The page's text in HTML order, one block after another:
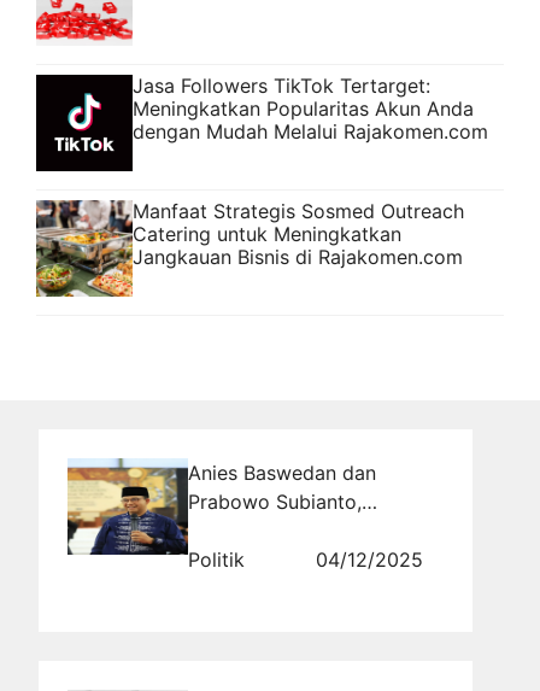
Jasa Followers TikTok Tertarget:
Meningkatkan Popularitas Akun Anda
dengan Mudah Melalui Rajakomen.com
Manfaat Strategis Sosmed Outreach
Catering untuk Meningkatkan
Jangkauan Bisnis di Rajakomen.com
Anies Baswedan dan
Prabowo Subianto,
Rivalitas
Politik 04/12/2025